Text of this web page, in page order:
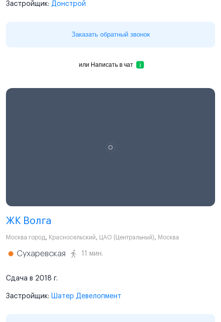
Застройщик: Донстрой
Заказать обратный звонок
или Написать в чат
ЖК Волга
Москва город, Красносельский, ЦАО (Центральный), Москва
Сухаревская 11 мин.
Сдача в 2018 г.
Застройщик: Шатер Девелопмент